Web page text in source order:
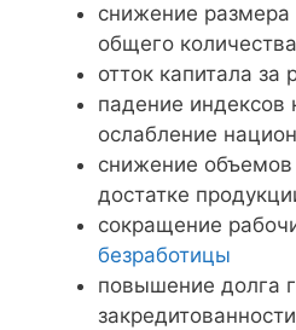
снижение размера
общего
отток капитала за
падение
ослабление
снижение объемов
достатке
сокращение
безработицы
повышение долга